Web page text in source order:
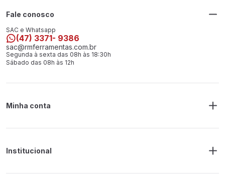
Fale conosco
SAC e Whatsapp
(47) 3371- 9386
sac@rmferramentas.com.br
Segunda à sexta das 08h às 18:30h
Sábado das 08h às 12h
Minha conta
Endereço de Entrega
Institucional